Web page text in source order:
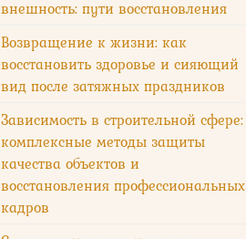
внешность: пути восстановления
Возвращение к жизни: как
восстановить здоровье и сияющий
вид после затяжных праздников
Зависимость в строительной сфере:
комплексные методы защиты
качества объектов и
восстановления профессиональных
кадров